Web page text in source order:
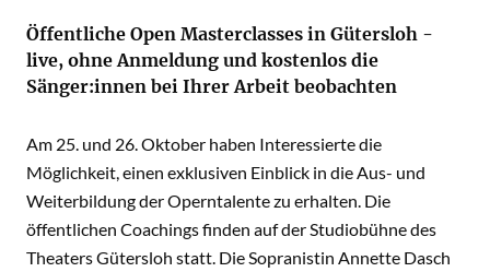
Öffentliche Open Masterclasses in Gütersloh -
live, ohne Anmeldung und kostenlos die
Sänger:innen bei Ihrer Arbeit beobachten
Am 25. und 26. Oktober haben Interessierte die
Möglichkeit, einen exklusiven Einblick in die Aus- und
Weiterbildung der Operntalente zu erhalten. Die
öffentlichen Coachings finden auf der Studiobühne des
Theaters Gütersloh statt. Die Sopranistin Annette Dasch